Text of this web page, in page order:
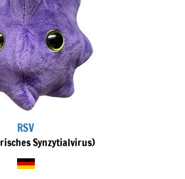
RSV
Synzytialvirus)